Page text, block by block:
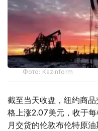
Фото: Kazinform
截至当天收盘，纽约商
格上涨2.07美元，收于
月交货的伦敦布伦特原